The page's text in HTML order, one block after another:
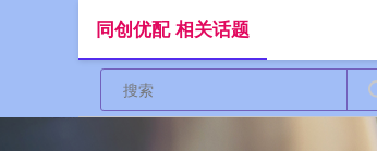
同创优配 相关话题